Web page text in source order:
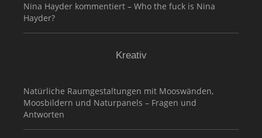
Nina Hayder kommentiert – Who the fuck is Nina
Hayder?
Kreativ
Natürliche Raumgestaltungen mit Mooswänden,
Moosbildern und Naturpanels – Fragen und
Antworten